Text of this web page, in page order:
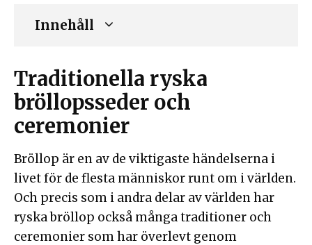
Innehåll
Traditionella ryska
bröllopsseder och
ceremonier
Bröllop är en av de viktigaste händelserna i
livet för de flesta människor runt om i världen.
Och precis som i andra delar av världen har
ryska bröllop också många traditioner och
ceremonier som har överlevt genom